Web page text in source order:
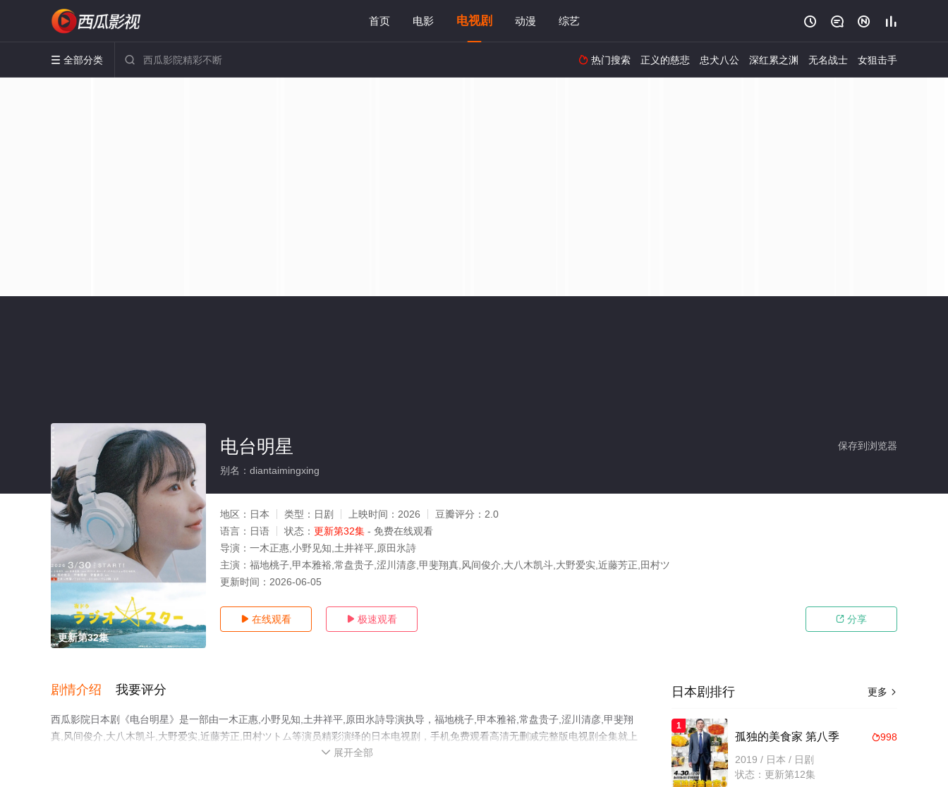
首页 电影 电视剧 动漫 综艺    
 全部分类   热门搜索 正义的慈悲 忠犬八公 深红累之渊 无名战士 女狙击手
更新第32集
保存到浏览器
电台明星
别名：diantaimingxing
地区： 日本 类型： 日剧 上映时间： 2026 豆瓣评分： 2.0
语言： 日语 状态： 更新第32集 - 免费在线观看
导演： 一木正惠,小野见知,土井祥平,原田氷詩
主演： 福地桃子,甲本雅裕,常盘贵子,涩川清彦,甲斐翔真,风间俊介,大八木凯斗,大野爱实,近藤芳正,田村ツ
更新时间： 2026-06-05
 在线观看  极速观看  分享
剧情介绍 我要评分
西瓜影院日本剧《电台明星》是一部由一木正惠,小野见知,土井祥平,原田氷詩导演执导，福地桃子,甲本雅裕,常盘贵子,涩川清彦,甲斐翔
真,风间俊介,大八木凯斗,大野爱实,近藤芳正,田村ツトム等演员精彩演绎的日本电视剧，手机免费观看高清无删减完整版电视剧全集就上
西瓜影视，更多相关信息可移步至豆瓣电视剧、电视猫或剧情网等平台了解。
 展开全部
更多 
日本剧排行
1
998
孤独的美食家 第八季
2019 / 日本 / 日剧
状态：更新第12集